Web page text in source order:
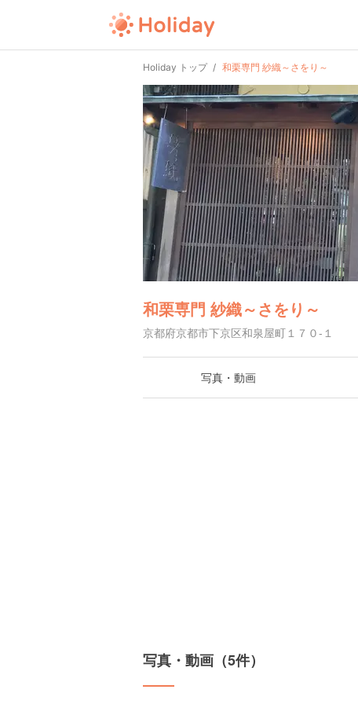
Holiday トップ 和栗専門 紗織～さをり～
和栗専門 紗織～さをり～
京都府京都市下京区和泉屋町１７０-１
写真・動画
写真・動画（5件）